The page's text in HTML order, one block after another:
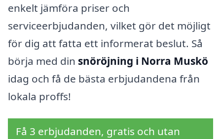
enkelt jämföra priser och
serviceerbjudanden, vilket gör det möjligt
för dig att fatta ett informerat beslut. Så
börja med din snöröjning i Norra Muskö
idag och få de bästa erbjudandena från
lokala proffs!
Få 3 erbjudanden, gratis och utan